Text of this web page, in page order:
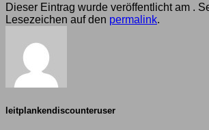
Dieser Eintrag wurde veröffentlicht am .
Lesezeichen auf den permalink.
leitplankendiscounteruser